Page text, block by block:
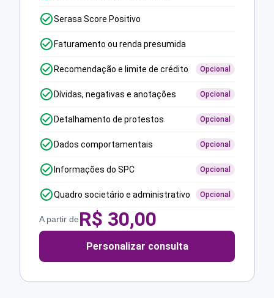
Serasa Score Positivo
Faturamento ou renda presumida
Recomendação e limite de crédito Opcional
Dívidas, negativas e anotações Opcional
Detalhamento de protestos Opcional
Dados comportamentais Opcional
Informações do SPC Opcional
Quadro societário e administrativo Opcional
A partir deR$ 30,00
Personalizar consulta